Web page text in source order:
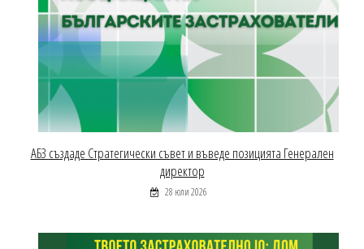
АБЗ създаде Стратегически съвет и въведе позицията Генерален
директор
28 юли 2026